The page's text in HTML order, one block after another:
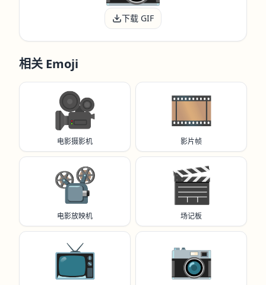
下载 GIF
相关 Emoji
🎥
电影摄影机
🎞️
影片帧
📽️
电影放映机
🎬️
场记板
📺️ 📷️